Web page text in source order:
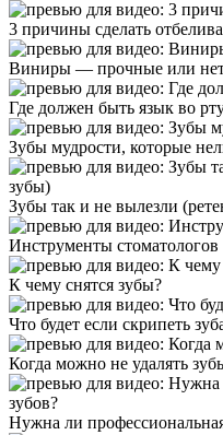
3 причины сделать
Виниры — прочные или
Где должен быть язык во
Зубы мудрости, которые
Зубы так и не вылезли
Инструменты стоматологов
К чему снятся зубы?
Что будет если скрипеть
Когда можно не удалять
Нужна ли